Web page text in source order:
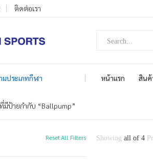
ติดต่อเรา
ประเภทกีฬา หน้าแรก สินค้
มีป้ายกำกับ “Ballpump”
Reset All Filters Showing all of 4